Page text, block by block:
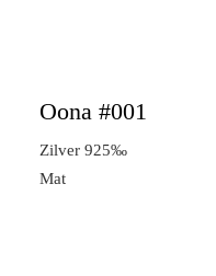
Oona #001
Zilver 925‰
Mat